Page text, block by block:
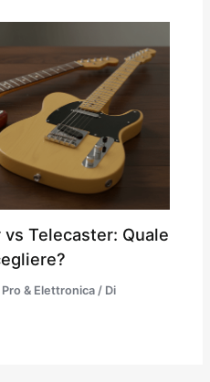
Telecaster: Quale
& Elettronica / Di